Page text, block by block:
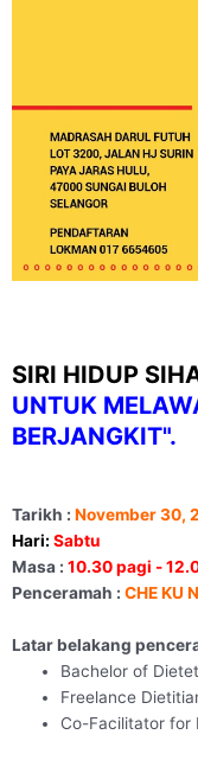
SIRI HIDUP
UNTUK
BERJANGKIT".
Tarikh : November 30,
Hari: Sabtu
Masa : 10.30 pagi -
Penceramah : CHE KU
Latar belakang
Bachelor of
Freelance
Co-Facilitator for